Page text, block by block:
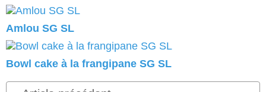
Amlou SG SL
Bowl cake à la frangipane SG SL